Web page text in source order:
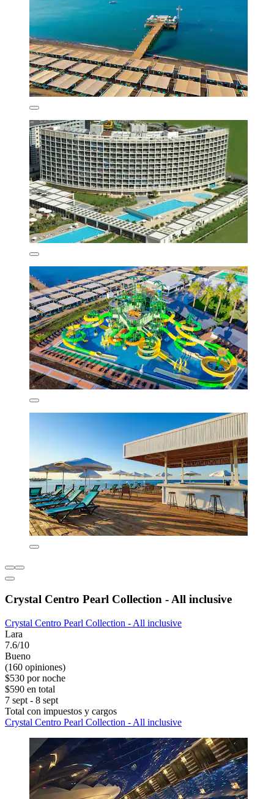
Crystal Centro Pearl Collection - All inclusive
Crystal Centro Pearl Collection - All inclusive
Lara
7.6/10
Bueno
(160 opiniones)
$530 por noche
$590 en total
7 sept - 8 sept
Total con impuestos y cargos
Crystal Centro Pearl Collection - All inclusive